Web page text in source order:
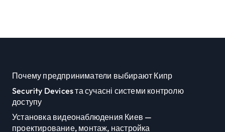
Почему предприниматели выбирают Кипр
Security Devices та сучасні системи контролю
доступу
Установка видеонаблюдения Киев —
проектирование, монтаж, настройка